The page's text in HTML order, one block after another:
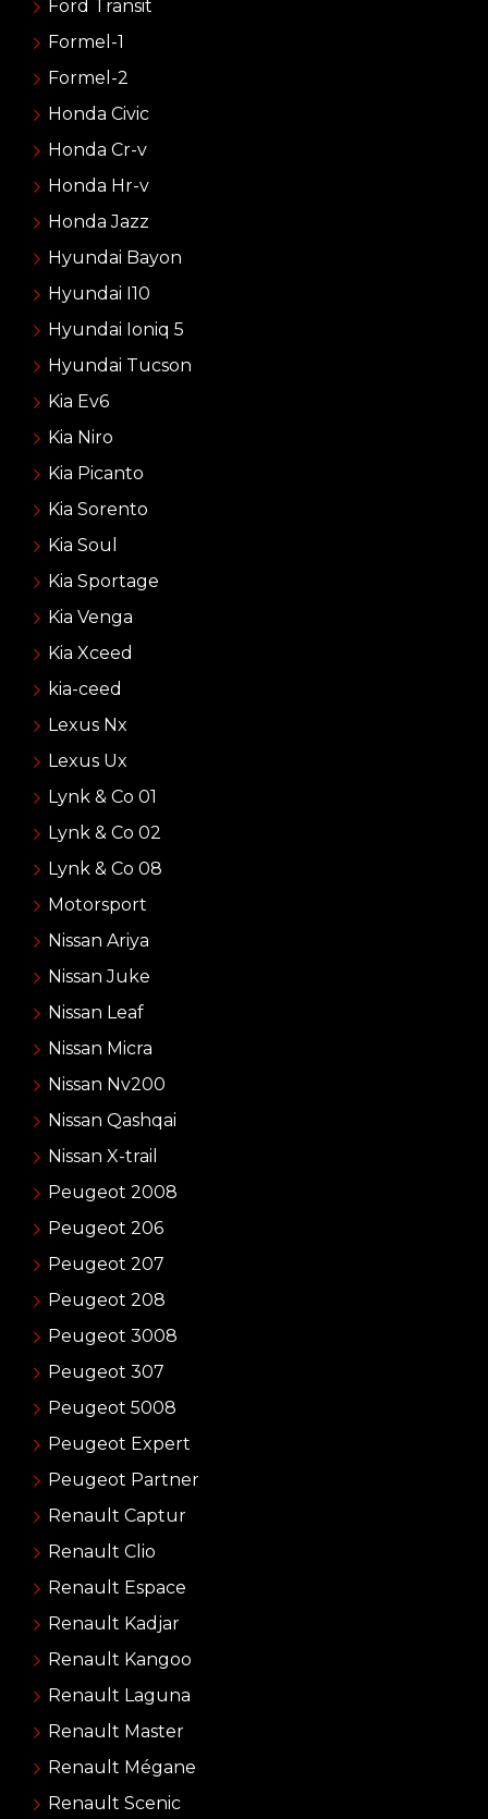
Ford Transit
Formel-1
Formel-2
Honda Civic
Honda Cr-v
Honda Hr-v
Honda Jazz
Hyundai Bayon
Hyundai I10
Hyundai Ioniq 5
Hyundai Tucson
Kia Ev6
Kia Niro
Kia Picanto
Kia Sorento
Kia Soul
Kia Sportage
Kia Venga
Kia Xceed
kia-ceed
Lexus Nx
Lexus Ux
Lynk & Co 01
Lynk & Co 02
Lynk & Co 08
Motorsport
Nissan Ariya
Nissan Juke
Nissan Leaf
Nissan Micra
Nissan Nv200
Nissan Qashqai
Nissan X-trail
Peugeot 2008
Peugeot 206
Peugeot 207
Peugeot 208
Peugeot 3008
Peugeot 307
Peugeot 5008
Peugeot Expert
Peugeot Partner
Renault Captur
Renault Clio
Renault Espace
Renault Kadjar
Renault Kangoo
Renault Laguna
Renault Master
Renault Mégane
Renault Scenic